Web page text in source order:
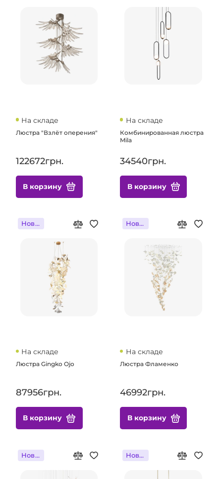
На складе
Люстра "Взлёт оперения"
122672грн.
В корзину
На складе
Комбинированная люстра
Mila
34540грн.
В корзину
Новинка
На складе
Люстра Gingko Ojo
87956грн.
В корзину
Новинка
На складе
Люстра Фламенко
46992грн.
В корзину
Новинка Новинка